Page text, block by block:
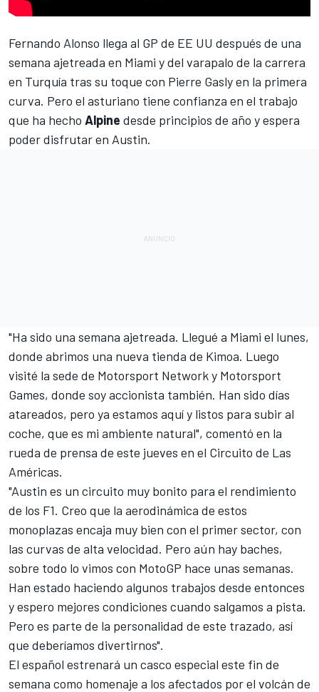
Fernando Alonso llega al GP de EE UU después de una
semana ajetreada en Miami y del varapalo de la carrera
en Turquía tras su toque con Pierre Gaslyen la primera
curva. Pero el asturiano tiene confianza en el trabajo
que ha hecho Alpine desde principios de año y espera
poder disfrutar en Austin.
"Ha sido una semana ajetreada. Llegué a Miami el lunes,
donde abrimos una nueva tienda de Kimoa. Luego
visité la sede de Motorsport Networky Motorsport
Games, donde soy accionista también. Han sido días
atareados, pero ya estamos aquí y listos para subir al
coche, que es mi ambiente natural", comentó en la
rueda de prensa de este jueves en el Circuito de Las
Américas.
"Austin es un circuito muy bonito para el rendimiento
de los F1. Creo que la aerodinámica de estos
monoplazas encaja muy bien con el primer sector, con
las curvas de alta velocidad. Pero aún hay baches,
sobre todo lo vimos con MotoGP hace unas semanas.
Han estado haciendo algunos trabajos desde entonces
y espero mejores condiciones cuando salgamos a pista.
Pero es parte de la personalidad de este trazado, así
que deberíamos divertirnos".
El español estrenará un casco especial este fin de
semana como homenaje a los afectados por el volcán de